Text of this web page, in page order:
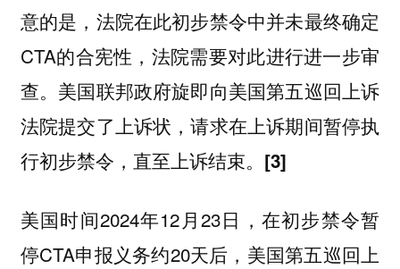
意的是，法院在此初步禁令中并未最终确定
CTA的合宪性，法院需要对此进行进一步审
查。美国联邦政府旋即向美国第五巡回上诉
法院提交了上诉状，请求在上诉期间暂停执
行初步禁令，直至上诉结束。 [3]
美国时间2024年12月23日，在初步禁令暂
停CTA申报义务约20天后，美国第五巡回上